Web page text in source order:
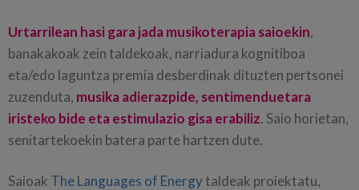
Urtarrilean hasi gara jada musikoterapia saioekin,
banakakoak zein taldekoak, narriadura kognitiboa
eta/edo laguntza premia desberdinak dituzten pertsonei
zuzenduta, musika adierazpide, sentimenduetara
iristeko bide eta estimulazio gisa erabiliz. Saio horietan,
senitartekoekin batera parte hartzen dute.
Saioak The Languages of Energytaldeak proiektatu,